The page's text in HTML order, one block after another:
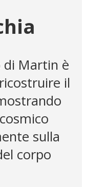
di Martin è
il
sulla
corpo